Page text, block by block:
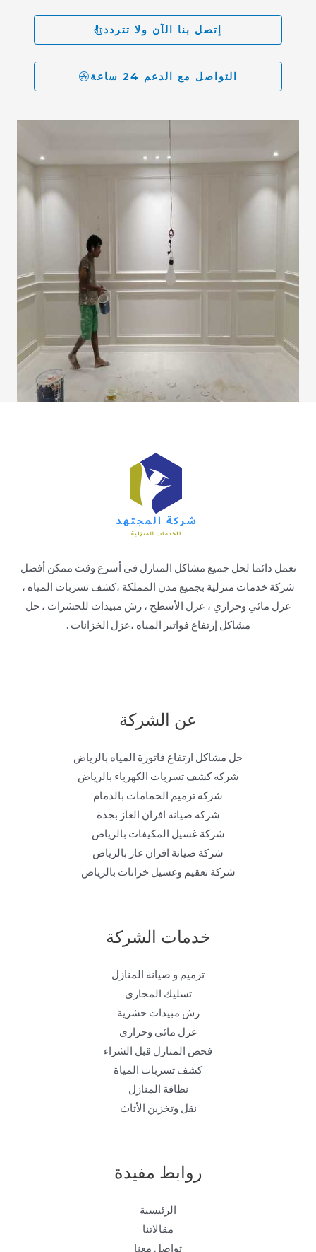
إتصل بنا الآن ولا تتردد
التواصل مع الدعم 24 ساعة
نعمل دائما لحل جميع مشاكل المنازل فى أسرع وقت ممكن أفضل
شركة خدمات منزلية بجميع مدن المملكة ،كشف تسربات المياه ،
عزل مائي وحراري ، عزل الأسطح ، رش مبيدات للحشرات ، حل
مشاكل إرتفاع فواتير المياه ،عزل الخزانات .
عن الشركة
حل مشاكل ارتفاع فاتورة المياه بالرياض
شركة كشف تسربات الكهرباء بالرياض
شركة ترميم الحمامات بالدمام
شركة صيانة افران الغاز بجدة
شركة غسيل المكيفات بالرياض
شركة صيانة افران غاز بالرياض
شركة تعقيم وغسيل خزانات بالرياض
خدمات الشركة
ترميم و صيانة المنازل
تسليك المجارى
رش مبيدات حشرية
عزل مائي وحراري
فحص المنازل قبل الشراء
كشف تسربات المياة
نظافة المنازل
نقل وتخزين الأثاث
روابط مفيدة
الرئيسية
مقالاتنا
تواصل معنا